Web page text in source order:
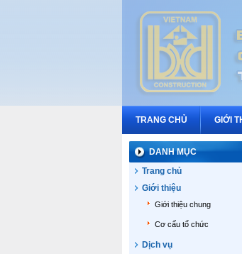
TRANG CHỦ GIỚI
DANH MỤC
Trang chủ
Giới thiệu
Giới thiệu chung
Cơ cấu tổ chức
Dịch vụ